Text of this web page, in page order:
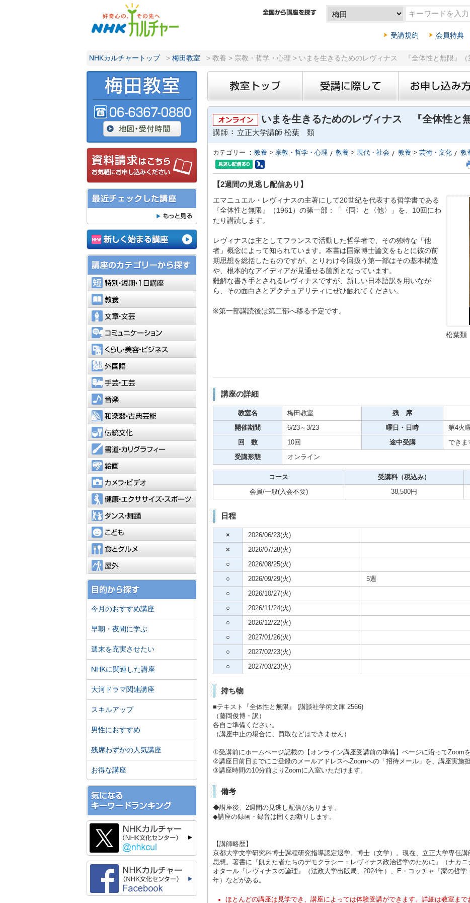
受講規約 会員特典
NHKカルチャートップ > 梅田教室 > 教養 > 宗教・哲学・心理 > いまを生きるためのレヴィナス 『全体性と無限』（
いまを生きるためのレヴィナス 『全体性と
講師 立正大学講師 松葉 類
カテゴリー 教養> 宗教・哲学・心理 教養 >現代・社会 教養 >芸術・文化 教
【2週間の見逃し配信あり】
エマニュエル・レヴィナスの主著にして20世紀を代表する哲学書である
『全体性と無限』（1961）の第一部：「〈同〉と〈他〉」を、10回にわ
たり講読します。
レヴィナスは主としてフランスで活動した哲学者で、その独特な「他
者」概念によって知られています。本書は国家博士論文をもとに彼の前
期思想を総括したものですが、とりわけ今回扱う第一部はその基本構造
や、根本的なアイディアが見通せる箇所となっています。
難解な書き手とされるレヴィナスですが、新しい日本語訳を用いなが
ら、その面白さとアクチュアリティにぜひ触れてください。
※第一部講読後は第二部へ移る予定です。
松葉
講座の詳細
教室名 梅田教室 残 席
開催期間 6/23～3/23 曜日・日時 第4火
回 数 10回 途中受講 できま
受講形態 オンライン
コース 受講料（税込み）
会員/一般(入会不要) 38,500円
日程
× 2026/06/23(火)
× 2026/07/28(火)
○ 2026/08/25(火)
○ 2026/09/29(火) 5週
○ 2026/10/27(火)
○ 2026/11/24(火)
○ 2026/12/22(火)
○ 2027/01/26(火)
○ 2027/02/23(火)
○ 2027/03/23(火)
持ち物
■テキスト『全体性と無限』 (講談社学術文庫 2566)
（藤岡俊博・訳）
各自ご準備ください。
（講座中止の場合に、買取などはできません）
①受講前にホームページ記載の【オンライン講座受講前の準備】ページに沿ってZoom
②講座日前日までにご登録のメールアドレスへZoomへの「招待メール」を、講座実施
③講座時間の10分前よりZoomに入室いただけます。
備考
◆講座後、2週間の見逃し配信があります。
◆講座の録画・録音は固くお断りします。
【講師略歴】
京都大学文学研究科博士課程研究指導認定退学。博士（文学）。現在、立正大学専任
思想。著書に『飢えた者たちのデモクラシー：レヴィナス政治哲学のために』（ナカ
オタール『レヴィナスの論理』（法政大学出版局、2024年）、E・コッチャ『家の哲
年）などがある。
ほとんどの講座は見学でき、講座によっては体験受講ができます。詳細は教室まで
特別・短期・1日講座
文章・文芸
手芸・工芸
和楽器・古典芸能
書道・カリグラフィー
健康・エクササイズ・スポーツ
ダンス・舞踊
こども
今月のおすすめ講座
早朝・夜間に学ぶ
週末を充実させたい
NHKに関連した講座
大河ドラマ関連講座
スキルアップ
男性におすすめ
残席わずかの人気講座
お得な講座